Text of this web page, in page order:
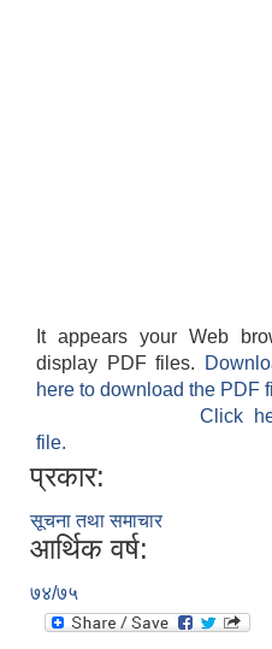
It appears your Web
display PDF files.
here to download the PDF
Click
file.
प्रकार:
सूचना तथा समाचार
आर्थिक वर्ष:
७४/७५